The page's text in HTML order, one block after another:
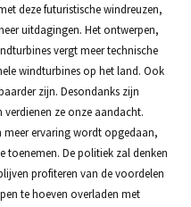
deze futuristische windreuzen,
uitdagingen. Het ontwerpen,
vergt meer technische
windturbines op het land. Ook
zijn. Desondanks zijn
ze onze aandacht.
meer ervaring wordt opgedaan,
toenemen. De politiek zal denken
profiteren van de voordelen
te hoeven overladen met